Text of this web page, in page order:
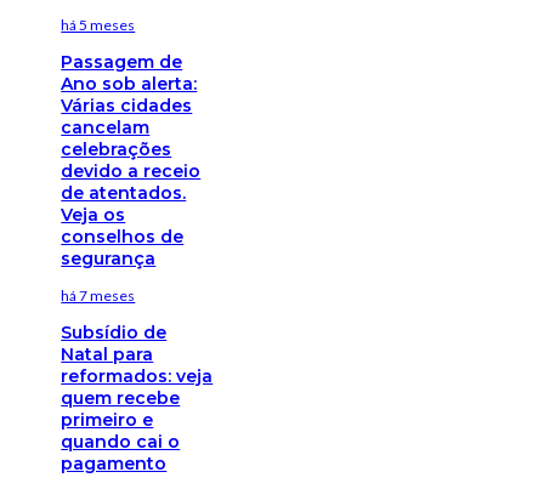
há 5 meses
Passagem de
Ano sob alerta:
Várias cidades
cancelam
celebrações
devido a receio
de atentados.
Veja os
conselhos de
segurança
há 7 meses
Subsídio de
Natal para
reformados: veja
quem recebe
primeiro e
quando cai o
pagamento